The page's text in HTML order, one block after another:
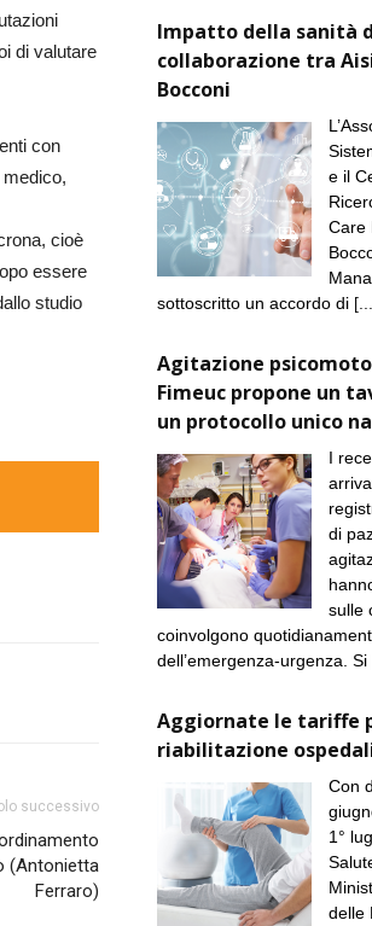
di valutare
con
cioè
essere
studio
successivo
(Antonietta
Ferraro)
Impatto della sanità
collaborazione tra
Bocconi
e il
Care
sottoscritto un accordo di
Agitazione
Fimeuc propone un
un protocollo unico
I
di
sulle
coinvolgono
dell’emergenza-urgenza. Si
Aggiornate le tariffe
riabilitazione
Con
1°
delle